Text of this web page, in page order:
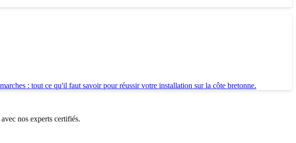
: tout ce qu'il faut savoir pour réussir votre installation sur la côte bretonne.
nos experts certifiés.